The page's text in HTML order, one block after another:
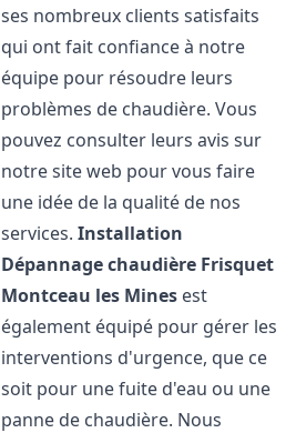
ses nombreux clients satisfaits
qui ont fait confiance à notre
équipe pour résoudre leurs
problèmes de chaudière. Vous
pouvez consulter leurs avis sur
notre site web pour vous faire
une idée de la qualité de nos
services.Installation
Dépannage chaudière Frisquet
Montceau les Mines est
également équipé pour gérer les
interventions d'urgence, que ce
soit pour une fuite d'eau ou une
panne de chaudière. Nous